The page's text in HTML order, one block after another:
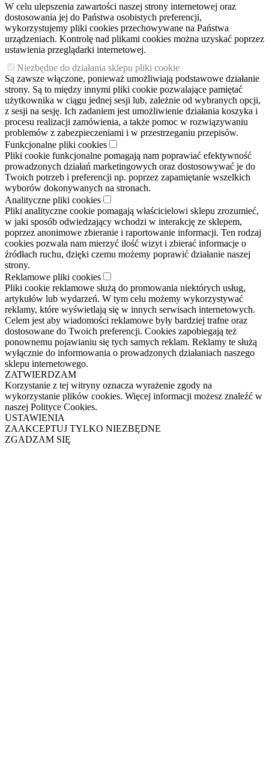
W celu ulepszenia zawartości naszej strony internetowej oraz
dostosowania jej do Państwa osobistych preferencji,
wykorzystujemy pliki cookies przechowywane na Państwa
urządzeniach. Kontrolę nad plikami cookies można uzyskać poprzez
ustawienia przeglądarki internetowej.
Niezbędne do działania sklepu pliki cookie
Są zawsze włączone, ponieważ umożliwiają podstawowe działanie
strony. Są to między innymi pliki cookie pozwalające pamiętać
użytkownika w ciągu jednej sesji lub, zależnie od wybranych opcji,
z sesji na sesję. Ich zadaniem jest umożliwienie działania koszyka i
procesu realizacji zamówienia, a także pomoc w rozwiązywaniu
problemów z zabezpieczeniami i w przestrzeganiu przepisów.
Funkcjonalne pliki cookies
Pliki cookie funkcjonalne pomagają nam poprawiać efektywność
prowadzonych działań marketingowych oraz dostosowywać je do
Twoich potrzeb i preferencji np. poprzez zapamiętanie wszelkich
wyborów dokonywanych na stronach.
Analityczne pliki cookies
Pliki analityczne cookie pomagają właścicielowi sklepu zrozumieć,
w jaki sposób odwiedzający wchodzi w interakcję ze sklepem,
poprzez anonimowe zbieranie i raportowanie informacji. Ten rodzaj
cookies pozwala nam mierzyć ilość wizyt i zbierać informacje o
źródłach ruchu, dzięki czemu możemy poprawić działanie naszej
strony.
Reklamowe pliki cookies
Pliki cookie reklamowe służą do promowania niektórych usług,
artykułów lub wydarzeń. W tym celu możemy wykorzystywać
reklamy, które wyświetlają się w innych serwisach internetowych.
Celem jest aby wiadomości reklamowe były bardziej trafne oraz
dostosowane do Twoich preferencji. Cookies zapobiegają też
ponownemu pojawianiu się tych samych reklam. Reklamy te służą
wyłącznie do informowania o prowadzonych działaniach naszego
sklepu internetowego.
ZATWIERDZAM
Korzystanie z tej witryny oznacza wyrażenie zgody na
wykorzystanie plików cookies. Więcej informacji możesz znaleźć w
naszej Polityce Cookies.
USTAWIENIA
ZAAKCEPTUJ TYLKO NIEZBĘDNE
ZGADZAM SIĘ